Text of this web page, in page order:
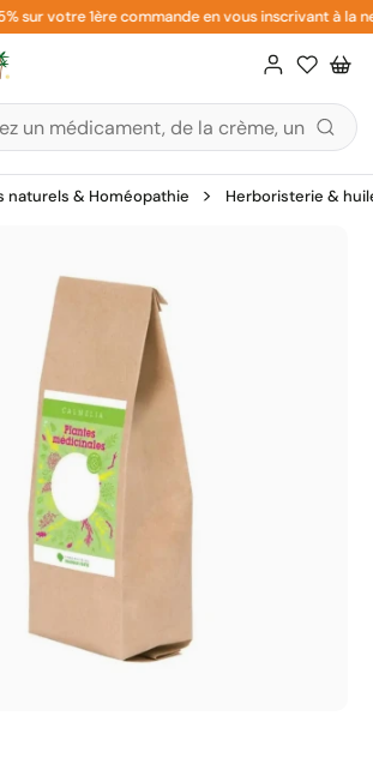
sur votre 1ère commande en vous inscrivant à la
naturels & Homéopathie Herboristerie &